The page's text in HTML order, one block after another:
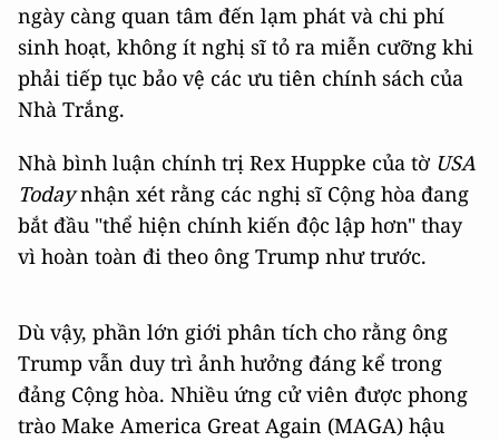
ngày càng quan tâm đến lạm phát và chi phí
sinh hoạt, không ít nghị sĩ tỏ ra miễn cưỡng khi
phải tiếp tục bảo vệ các ưu tiên chính sách của
Nhà Trắng.
Nhà bình luận chính trị Rex Huppke của tờ USA
Todaynhận xét rằng các nghị sĩ Cộng hòa đang
bắt đầu "thể hiện chính kiến độc lập hơn" thay
vì hoàn toàn đi theo ông Trump như trước.
Dù vậy, phần lớn giới phân tích cho rằng ông
Trump vẫn duy trì ảnh hưởng đáng kể trong
đảng Cộng hòa. Nhiều ứng cử viên được phong
trào Make America Great Again (MAGA) hậu